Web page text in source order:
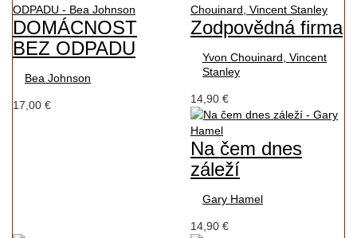
DOMÁCNOST
BEZ ODPADU
Bea Johnson
17,00 €
Zodpovědná firma
Yvon Chouinard, Vincent
Stanley
14,90 €
Na čem dnes
záleží
Gary Hamel
14,90 €